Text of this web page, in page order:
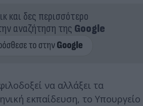
και δες περισσότερο
αναζήτηση της Google
να αλλάξει τα
εκπαίδευση, το Υπουργείο